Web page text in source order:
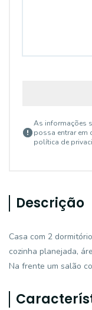
As informações
possa entrar em
política de
Descrição
Casa com 2
cozinha planejada,
Na frente um salão